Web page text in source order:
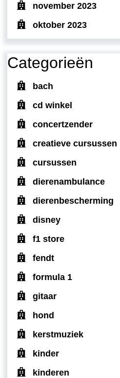
november 2023
oktober 2023
Categorieën
bach
cd winkel
concertzender
creatieve cursussen
cursussen
dierenambulance
dierenbescherming
disney
f1 store
fendt
formula 1
gitaar
hond
kerstmuziek
kinder
kinderen